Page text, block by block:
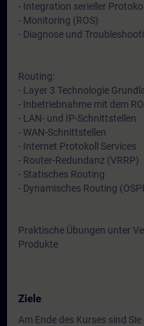
- Integration serieller
- Monitoring (ROS)
- Diagnose und
Routing:
- Layer 3 Technologie
- Inbetriebnahme mit dem
- LAN- und IP-Schnittstellen
- WAN-Schnittstellen
- Internet Protokoll Services
- Router-Redundanz (VRRP)
- Statisches Routing
- Dynamisches Routing
Praktische Übungen unter
Produkte
Ziele
Am Ende des Kurses sind